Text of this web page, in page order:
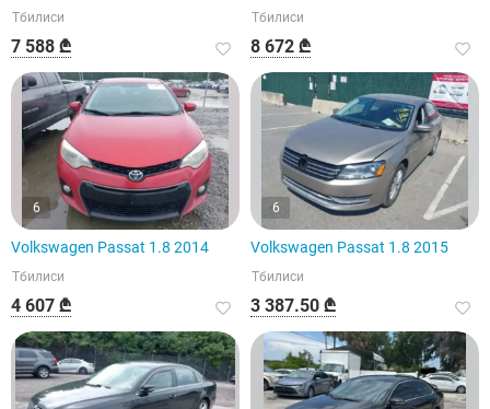
Тбилиси
7 588 ₾
Тбилиси
8 672 ₾
6
Volkswagen Passat 1.8 2014
Тбилиси
4 607 ₾
6
Volkswagen Passat 1.8 2015
Тбилиси
3 387.50 ₾